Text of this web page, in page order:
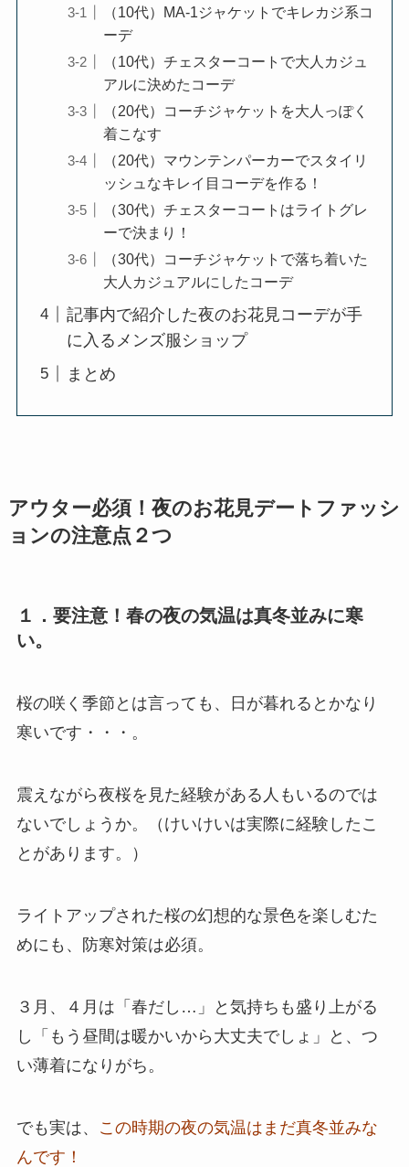
（10代）MA-1ジャケットでキレカジ系コ
ーデ
（10代）チェスターコートで大人カジュ
アルに決めたコーデ
（20代）コーチジャケットを大人っぽく
着こなす
（20代）マウンテンパーカーでスタイリ
ッシュなキレイ目コーデを作る！
（30代）チェスターコートはライトグレ
ーで決まり！
（30代）コーチジャケットで落ち着いた
大人カジュアルにしたコーデ
記事内で紹介した夜のお花見コーデが手
に入るメンズ服ショップ
まとめ
アウター必須！夜のお花見デートファッシ
ョンの注意点２つ
１．要注意！春の夜の気温は真冬並みに寒
い。
桜の咲く季節とは言っても、日が暮れるとかなり
寒いです・・・。
震えながら夜桜を見た経験がある人もいるのでは
ないでしょうか。（けいけいは実際に経験したこ
とがあります。）
ライトアップされた桜の幻想的な景色を楽しむた
めにも、防寒対策は必須。
３月、４月は「春だし…」と気持ちも盛り上がる
し「もう昼間は暖かいから大丈夫でしょ」と、つ
い薄着になりがち。
でも実は、
この時期の夜の気温はまだ真冬並みな
んです！